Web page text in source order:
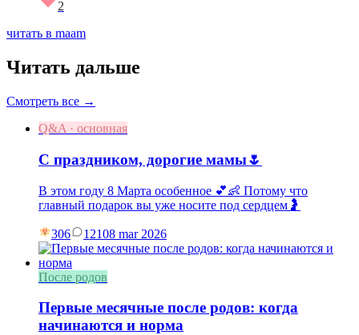
2
читать в maam
Читать дальше
Смотреть все →
Q&A · основная
С праздником, дорогие мамы🌷
В этом году 8 Марта особенное 💕👶 Потому что
главный подарок вы уже носите под сердцем🤰
306 12108 mar 2026
После родов
Первые месячные после родов: когда
начинаются и норма